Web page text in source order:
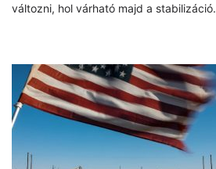
változni, hol várható majd a stabilizáció.